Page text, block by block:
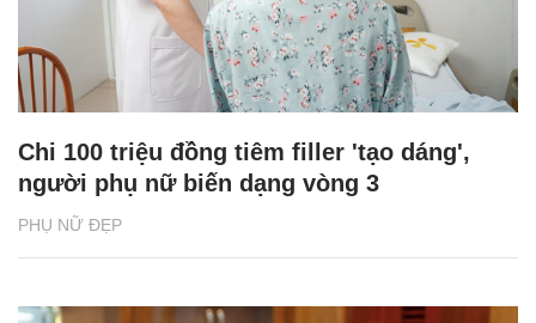
PHỤ NỮ ĐẸP
Chi 100 triệu đồng tiêm filler 'tạo dáng',
người phụ nữ biến dạng vòng 3